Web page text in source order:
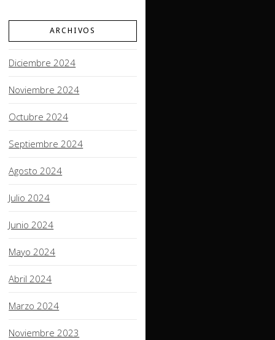
ARCHIVOS
Diciembre 2024
Noviembre 2024
Octubre 2024
Septiembre 2024
Agosto 2024
Julio 2024
Junio 2024
Mayo 2024
Abril 2024
Marzo 2024
Noviembre 2023